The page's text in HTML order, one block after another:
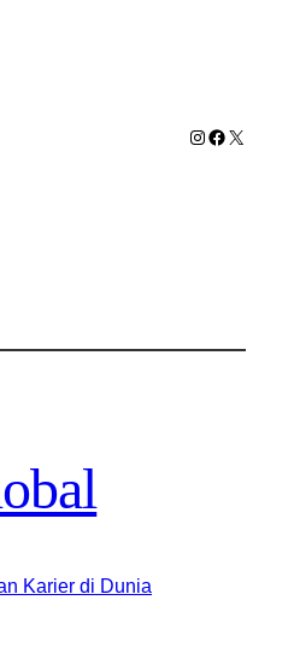
Instagram
Facebook
X
Karier di Dunia